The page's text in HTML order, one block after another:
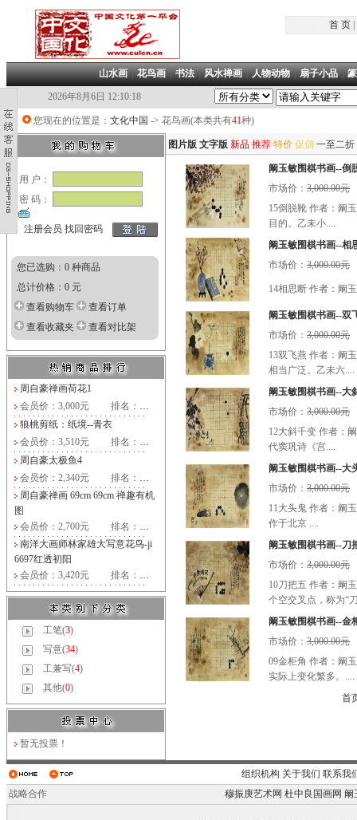
首 页|
山水画|花鸟画|书法|风水禅画|人物动物|扇子小品|
2026年8月6日 12:10:19
您现在的位置是： 文化中国 -> 花鸟画(本类共有41种)
用 户：
密 码：
注册会员 找回密码
您已选购：0 种商品
总计价格：0 元
查看购物车
查看订单
查看收藏夹
查看对比架
周自豪禅画荷花1
会员价：3,000元
排名： …
狼桃剪纸：纸境--青衣
会员价：3,510元
排名： …
周自豪太极鱼4
会员价：2,340元
排名： …
周自豪禅画 69cm 69cm 禅趣有机
图
会员价：2,700元
排名： …
南洋大画师林家雄大写意花鸟-ji
6697红透初阳
会员价：3,420元
排名： …
工笔(3)
写意(34)
工兼写(4)
其他(0)
暂无投票！
图片版 文字版 新品 推荐 特价 促俏 一至二折
阚玉敏围棋书画--倒
市场价： 3,000.00元
15倒脱靴 作者：阚
目的。乙未小....
阚玉敏围棋书画--相
市场价： 3,000.00元
14相思断 作者：阚
阚玉敏围棋书画--双
市场价： 3,000.00元
13双飞燕 作者：阚
相当广泛。乙未六....
阚玉敏围棋书画--大
市场价： 3,000.00元
12大斜千变 作者：
代窦巩诗《宫....
阚玉敏围棋书画--大
市场价： 3,000.00元
11大头鬼 作者：阚
作于北京 ....
阚玉敏围棋书画--刀
市场价： 3,000.00元
10刀把五 作者：阚
个空交叉点，称为“
阚玉敏围棋书画--金
市场价： 3,000.00元
09金柜角 作者：阚
实际上变化繁多。....
首
组织机构 关于我们 联系我
战略合作
穆振庚艺术网 杜中良国画网 阚